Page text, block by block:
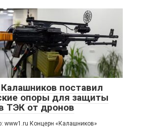
поставил
опоры для защиты
ТЭК от дронов
www1.ru Концерн «Калашников»